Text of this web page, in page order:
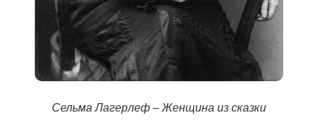
Сельма Лагерлеф – Женщина из сказки